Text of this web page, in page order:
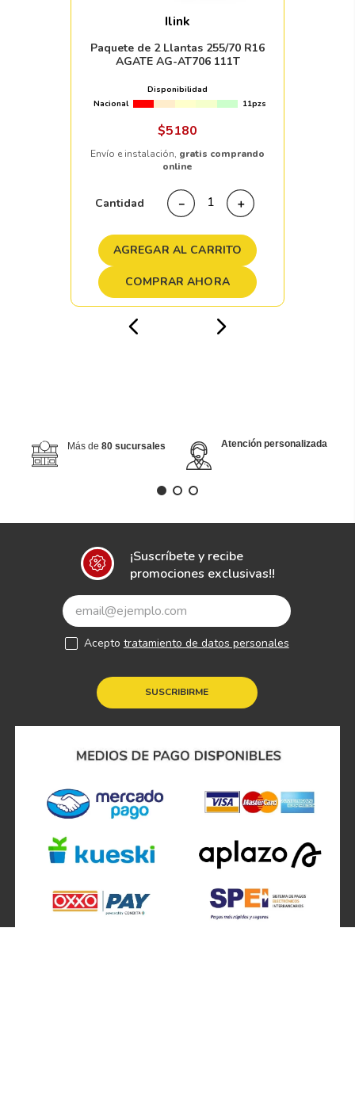
Ilink
Paquete de 2 Llantas 255/70 R16
AGATE AG-AT706 111T
Disponibilidad
Nacional
11pzs
$5180
Envío e instalación, gratis comprando
online
Cantidad ＋
－
AGREGAR AL CARRITO
COMPRAR AHORA
Más de 80 sucursales Atención personalizada
¡Suscríbete y recibe
promociones exclusivas!!
SUSCRIBIRME
Acepto tratamiento de datos personales